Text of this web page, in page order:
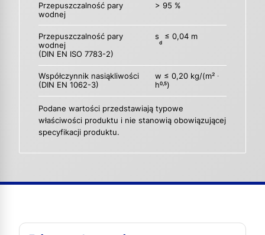
Przepuszczalność pary
wodnej
> 95 %
Przepuszczalność pary
wodnej
(DIN EN ISO 7783-2)
s
d
≤ 0,04 m
Współczynnik nasiąkliwości
(DIN EN 1062-3)
w ≤ 0,20 kg/(m² ∙
h0,5)
Podane wartości przedstawiają typowe
właściwości produktu i nie stanowią obowiązującej
specyfikacji produktu.